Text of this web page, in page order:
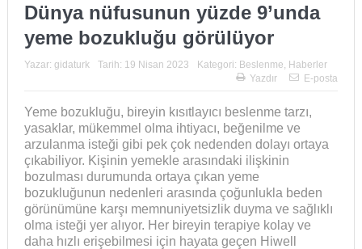
Dünya nüfusunun yüzde 9’unda
yeme bozukluğu görülüyor
Yazar: gidaturk Tarih: 19 Nisan 2023 Kategori: Beslenme, Haberler
Yazdır
E-posta
Yeme bozukluğu, bireyin kısıtlayıcı beslenme tarzı,
yasaklar, mükemmel olma ihtiyacı, beğenilme ve
arzulanma isteği gibi pek çok nedenden dolayı ortaya
çıkabiliyor. Kişinin yemekle arasındaki ilişkinin
bozulması durumunda ortaya çıkan yeme
bozukluğunun nedenleri arasında çoğunlukla beden
görünümüne karşı memnuniyetsizlik duyma ve sağlıklı
olma isteği yer alıyor. Her bireyin terapiye kolay ve
daha hızlı erişebilmesi için hayata geçen Hiwell